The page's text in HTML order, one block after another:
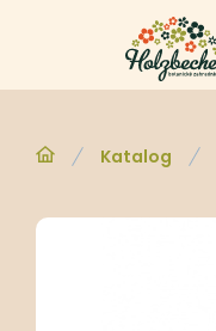
Katalog